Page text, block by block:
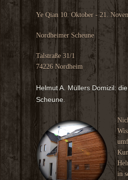
Ye Qian 10. Oktober - 21.
Nordheimer Scheune
Talstraße 31/1
74226 Nordheim
Helmut A. Müllers Domizil:
Scheune.
in